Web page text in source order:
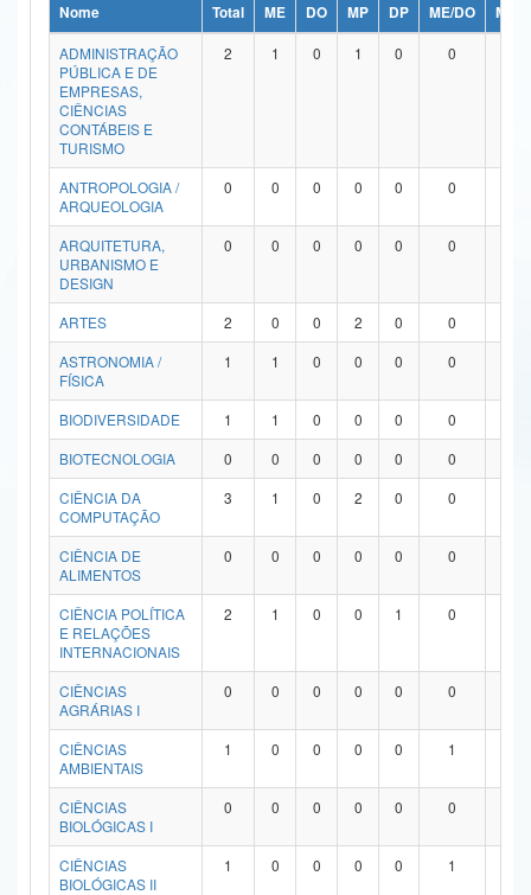
Ministério da Ciência, Tecnologia, Inovações e Comunicações
Ministério do Meio Ambiente
Ministério do Turismo
Ministério do Desenvolvimento Regional
Controladoria-Geral da União
Ministério da Mulher, da Família e dos Direitos Humanos
Secretaria de Governo
Advocacia-Geral da União
Banco Central do Brasil
Nome Total ME DO MP DP ME/DO
MP/
ADMINISTRAÇÃO
PÚBLICA E DE
EMPRESAS,
CIÊNCIAS
CONTÁBEIS E
TURISMO
2 1 0 1 0 0
ANTROPOLOGIA /
ARQUEOLOGIA
0 0 0 0 0 0
ARQUITETURA,
URBANISMO E
DESIGN
0 0 0 0 0 0
ARTES 2 0 0 2 0 0
ASTRONOMIA /
FÍSICA
1 1 0 0 0 0
BIODIVERSIDADE 1 1 0 0 0 0
BIOTECNOLOGIA
0 0 0 0 0 0
CIÊNCIA DA
COMPUTAÇÃO
3 1 0 2 0 0
CIÊNCIA DE
ALIMENTOS
0 0 0 0 0 0
CIÊNCIA POLÍTICA
E RELAÇÕES
INTERNACIONAIS
2 1 0 0 1 0
CIÊNCIAS
AGRÁRIAS I
0 0 0 0 0 0
CIÊNCIAS
AMBIENTAIS
1 0 0 0 0 1
CIÊNCIAS
BIOLÓGICAS I
0 0 0 0 0 0
CIÊNCIAS
BIOLÓGICAS II
1 0 0 0 0 1